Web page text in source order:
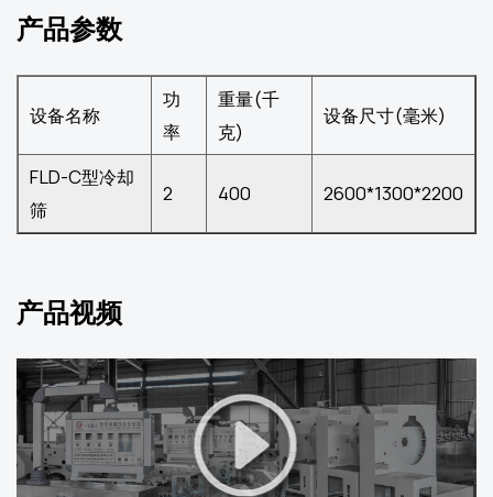
产品参数
设备名称
功
率
重量(千
克)
设备尺寸(毫米)
FLD-C型冷却
筛
2 400 2600*1300*2200
产品视频